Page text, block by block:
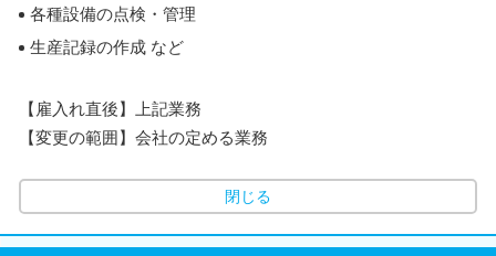
各種設備の点検・管理
生産記録の作成 など
【雇入れ直後】上記業務
【変更の範囲】会社の定める業務
閉じる